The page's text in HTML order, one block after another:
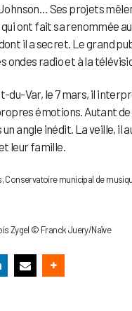
Ses projets
ont fait sa renommée
il a secret. Le grand
ondes radio et à la
du-Var, le 7 mars, il
émotions. Autant
un angle inédit. La veille, il
leur famille.
Conservatoire municipal de
Zygel © Franck Juery/Naïve